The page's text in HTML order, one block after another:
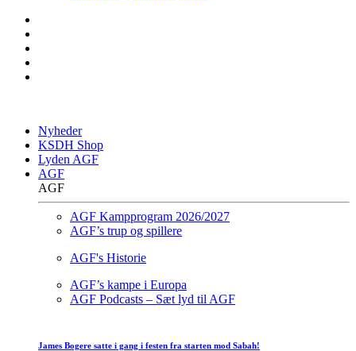
Nyheder
KSDH Shop
Lyden AGF
AGF
AGF
AGF Kampprogram 2026/2027
AGF’s trup og spillere
AGF's Historie
AGF’s kampe i Europa
AGF Podcasts – Sæt lyd til AGF
James Bogere satte i gang i festen fra starten mod Sabah!